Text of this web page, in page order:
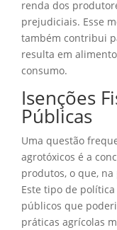
renda dos
prejudiciais. Esse
também contribui
resulta em
consumo.
Isenções
Públicas
Uma questão
agrotóxicos é a
produtos, o que,
Este tipo de
públicos que
práticas agrícolas